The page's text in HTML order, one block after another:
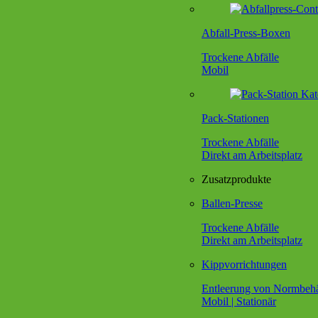
Abfall-Press-Boxen
Trockene Abfälle
Mobil
Pack-Stationen
Trockene Abfälle
Direkt am Arbeitsplatz
Zusatzprodukte
Ballen-Presse
Trockene Abfälle
Direkt am Arbeitsplatz
Kippvorrichtungen
Entleerung von
Mobil | Stationär